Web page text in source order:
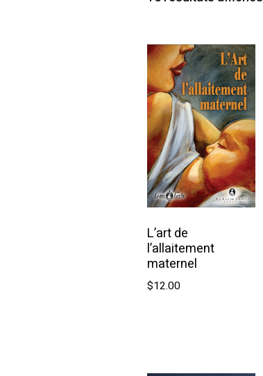
L’art de
l’allaitement
maternel
$12.00